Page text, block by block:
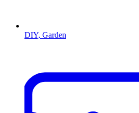
DIY, Garden